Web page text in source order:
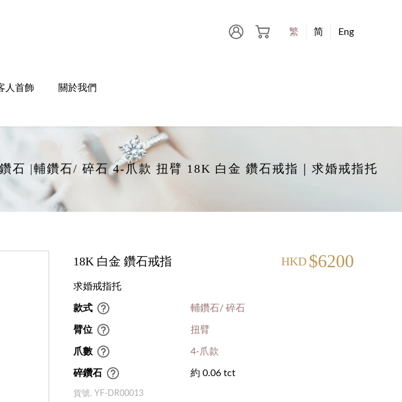
繁 简 Eng
人首飾 關於我們
石 |輔鑽石/ 碎石 4-爪款 扭臂 18K 白金 鑽石戒指｜求婚戒指托
18K 白金 鑽石戒指 HKD $6200
求婚戒指托
款式 輔鑽石/ 碎石
臂位 扭臂
爪數 4-爪款
碎鑽石 約 0.06 tct
貨號. YF-DR00013